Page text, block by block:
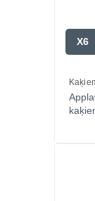
X6